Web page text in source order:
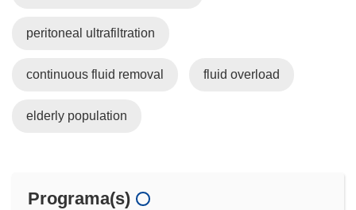
peritoneal ultrafiltration
continuous fluid removal fluid overload
elderly population
Programa(s)